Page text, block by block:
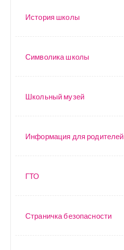
История школы
Символика школы
Школьный музей
Информация для родителей
ГТО
Страничка безопасности